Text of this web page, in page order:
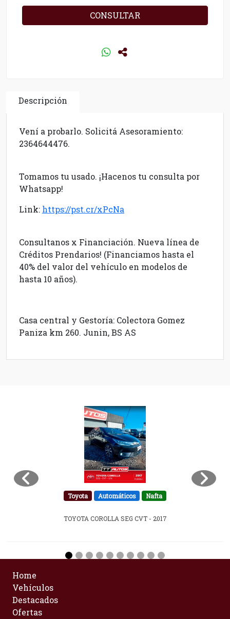
CONSULTAR
Descripción
Vení a probarlo. Solicitá Asesoramiento:
2364644476.
Tomamos tu usado. ¡Hacenos tu consulta por
Whatsapp!
Link: https://pst.cr/xPcNa
Consultanos x Financiación. Nueva línea de
Créditos Prendarios! (Financiamos hasta el
40% del valor del vehículo en modelos de
hasta 10 años).
Casa central y Gestoría: Colectora Gomez
Paniza km 260. Junin, BS AS
Toyota Automáticos Nafta
TOYOTA COROLLA SEG CVT - 2017
Home
Vehículos
Destacados
Ofertas